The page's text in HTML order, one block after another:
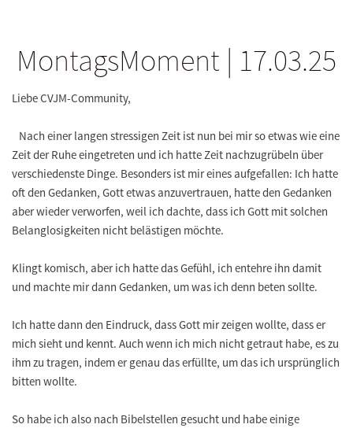
MontagsMoment | 17.03.25
Liebe CVJM-Community,
Nach einer langen stressigen Zeit ist nun bei mir so etwas wie eine
Zeit der Ruhe eingetreten und ich hatte Zeit nachzugrübeln über
verschiedenste Dinge. Besonders ist mir eines aufgefallen: Ich hatte
oft den Gedanken, Gott etwas anzuvertrauen, hatte den Gedanken
aber wieder verworfen, weil ich dachte, dass ich Gott mit solchen
Belanglosigkeiten nicht belästigen möchte.
Klingt komisch, aber ich hatte das Gefühl, ich entehre ihn damit
und machte mir dann Gedanken, um was ich denn beten sollte.
Ich hatte dann den Eindruck, dass Gott mir zeigen wollte, dass er
mich sieht und kennt. Auch wenn ich mich nicht getraut habe, es zu
ihm zu tragen, indem er genau das erfüllte, um das ich ursprünglich
bitten wollte.
So habe ich also nach Bibelstellen gesucht und habe einige